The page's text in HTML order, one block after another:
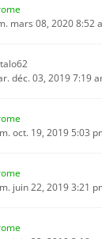
mars 08, 2020 8:52
déc. 03, 2019 7:19
oct. 19, 2019 5:03
juin 22, 2019 3:21